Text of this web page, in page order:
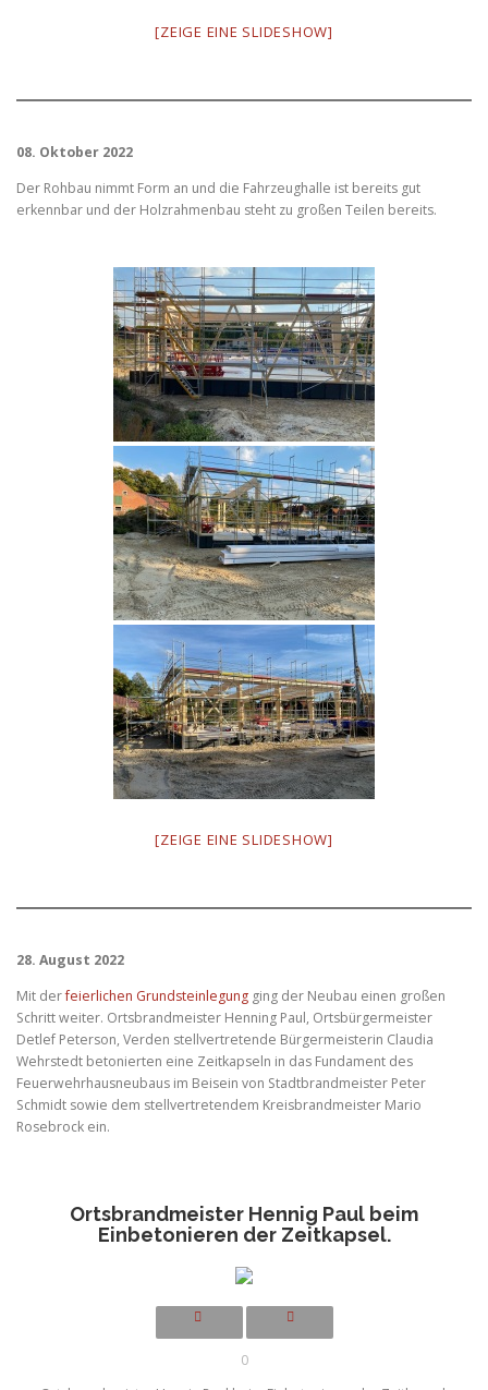
[ZEIGE EINE SLIDESHOW]
08. Oktober 2022
Der Rohbau nimmt Form an und die Fahrzeughalle ist bereits gut
erkennbar und der Holzrahmenbau steht zu großen Teilen bereits.
[ZEIGE EINE SLIDESHOW]
28. August 2022
Mit derfeierlichen Grundsteinlegung ging der Neubau einen großen
Schritt weiter. Ortsbrandmeister Henning Paul, Ortsbürgermeister
Detlef Peterson, Verden stellvertretende Bürgermeisterin Claudia
Wehrstedt betonierten eine Zeitkapseln in das Fundament des
Feuerwehrhausneubaus im Beisein von Stadtbrandmeister Peter
Schmidt sowie dem stellvertretendem Kreisbrandmeister Mario
Rosebrock ein.
Ortsbrandmeister Hennig Paul beim
Einbetonieren der Zeitkapsel.
0